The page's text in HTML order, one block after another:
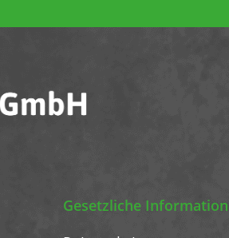
Gesetzliche